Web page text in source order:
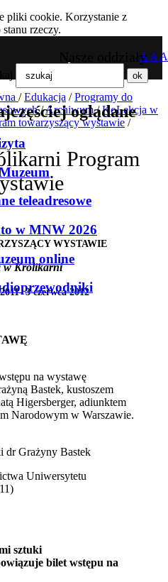
pliki cookie. Korzystanie z
rzeczy.
Nasze oddziały
oglądane
teleadresowe
w MNW 2026
online
A A A
/ Edukacja /Programy do
/Archiwum/KoLekcja w
towarzyszący wystawie /
Program
WYSTAWIE
w Królikarni
3 czerwca 2012
na wystawę
Bastek, kustoszem
Higersberger, adiunktem
Narodowym w Warszawie.
dr Grażyny Bastek
Uniwersytetu
sztuki
bilet wstępu na